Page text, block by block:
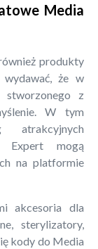
Media
produkty
że w
stworzonego z
W tym
atrakcyjnych
Expert mogą
na platformie
akcesoria dla
sterylizatory,
kody do Media